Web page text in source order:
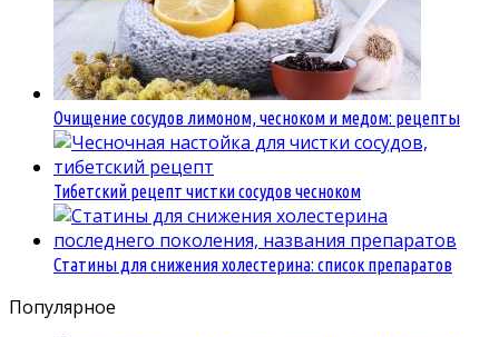
Очищение сосудов лимоном, чесноком и медом: рецепты
Тибетский рецепт чистки сосудов чесноком
Статины для снижения холестерина: список препаратов
Популярное